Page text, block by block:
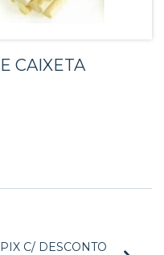
CAIXETA
C/ DESCONTO